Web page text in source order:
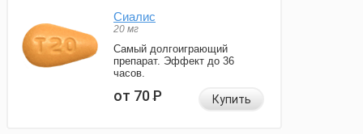
Сиалис
20 мг
Самый долгоиграющий
препарат. Эффект до 36
часов.
от 70Р Купить